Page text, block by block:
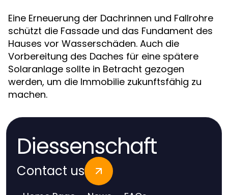
Eine Erneuerung der Dachrinnen und Fallrohre
schützt die Fassade und das Fundament des
Hauses vor Wasserschäden. Auch die
Vorbereitung des Daches für eine spätere
Solaranlage sollte in Betracht gezogen
werden, um die Immobilie zukunftsfähig zu
machen.
Diessenschaft
Contact us